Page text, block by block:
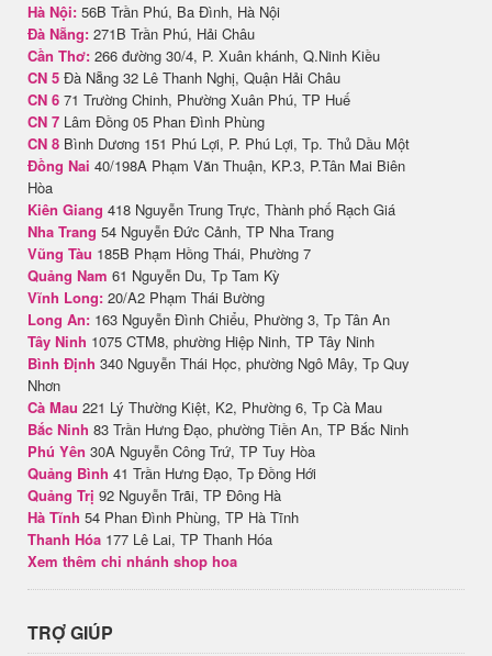
Hà Nội: 56B Trần Phú, Ba Đình, Hà Nội
Đà Nẵng: 271B Trần Phú, Hải Châu
Cần Thơ: 266 đường 30/4, P. Xuân khánh, Q.Ninh Kiều
CN 5 Đà Nẵng 32 Lê Thanh Nghị, Quận Hải Châu
CN 6 71 Trường Chinh, Phường Xuân Phú, TP Huế
CN 7 Lâm Đồng 05 Phan Đình Phùng
CN 8 Bình Dương 151 Phú Lợi, P. Phú Lợi, Tp. Thủ Dầu Một
Đồng Nai 40/198A Phạm Văn Thuận, KP.3, P.Tân Mai Biên
Hòa
Kiên Giang 418 Nguyễn Trung Trực, Thành phố Rạch Giá
Nha Trang 54 Nguyễn Đức Cảnh, TP Nha Trang
Vũng Tàu 185B Phạm Hồng Thái, Phường 7
Quảng Nam 61 Nguyễn Du, Tp Tam Kỳ
Vĩnh Long: 20/A2 Phạm Thái Bường
Long An: 163 Nguyễn Đình Chiểu, Phường 3, Tp Tân An
Tây Ninh 1075 CTM8, phường Hiệp Ninh, TP Tây Ninh
Bình Định 340 Nguyễn Thái Học, phường Ngô Mây, Tp Quy
Nhơn
Cà Mau 221 Lý Thường Kiệt, K2, Phường 6, Tp Cà Mau
Bắc Ninh 83 Trần Hưng Đạo, phường Tiền An, TP Bắc Ninh
Phú Yên 30A Nguyễn Công Trứ, TP Tuy Hòa
Quảng Bình 41 Trần Hưng Đạo, Tp Đồng Hới
Quảng Trị 92 Nguyễn Trãi, TP Đông Hà
Hà Tĩnh 54 Phan Đình Phùng, TP Hà Tĩnh
Thanh Hóa 177 Lê Lai, TP Thanh Hóa
Xem thêm chi nhánh shop hoa
TRỢ GIÚP